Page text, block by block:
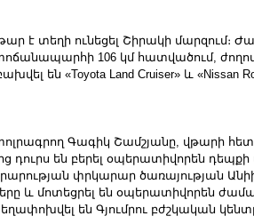
է տեղի ունեցել Շիրակի մարզում։
106 կմ հատվածում,
են «Toyota Land Cruiser» և «Nissan
Գագիկ Շամշյանը, վթարի
դուրս են բերել օպերատիվորեն դեպքի
փրկարար ծառայության Անիի
և մոտեցրել են օպերատիվորեն
են Գյումրու բժշկական